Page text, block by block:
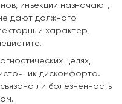
инъекции назначают,
дают должного
характер,
целях,
дискомфорта.
ли болезненность